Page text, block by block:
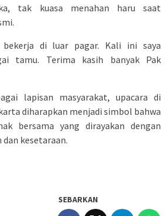
tak kuasa menahan haru saat
bekerja di luar pagar. Kali ini saya
tamu. Terima kasih banyak Pak
lapisan masyarakat, upacara di
diharapkan menjadi simbol bahwa
bersama yang dirayakan dengan
kesetaraan.
SEBARKAN